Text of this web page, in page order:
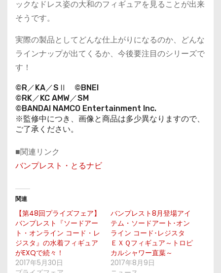
ックなドレス姿の大和のフィギュアを見ることが出来
そうです。
実際の製品としてどんな仕上がりになるのか、どんな
ラインナップが出てくるか、今後要注目のシリーズで
す！
©R／KA／SⅡ ©BNEI
©RK／KC AMW／SM
©BANDAI NAMCO Entertainment Inc.
※監修中につき、画像と商品は多少異なりますので、
ご了承ください。
■関連リンク
バンプレスト・とるナビ
関連
【第48回プライズフェア】
バンプレスト『ソードアー
ト・オンライン コード・レ
ジスタ』の水着フィギュア
がEXQで続々！
2017年5月30日
バンプレスト8月登場アイ
テム・ソードアート･オン
ライン コード･レジスタ
ＥＸＱフィギュア～トロピ
カルシャワー直葉～
2017年8月9日